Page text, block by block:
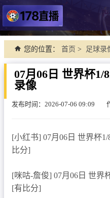
网站首页
足球直播
英超
德甲
西甲
世界杯
您的位置： 首页 > 足球录
07月06日 世界杯1/
录像
发布时间：2026-07-06 09:09
[小红书] 07月06日 世界杯
比分]
[咪咕-詹俊] 07月06日 世界
[有比分]